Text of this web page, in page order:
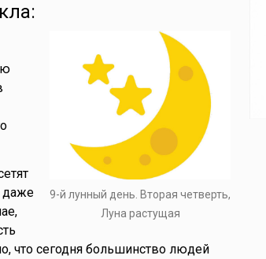
9-й лунный день. Вторая четверть,
Луна растущая
даже
что сегодня большинство людей